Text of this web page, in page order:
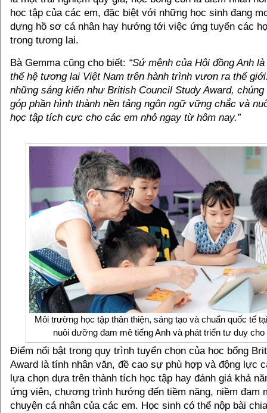
học tập của các em, đặc biệt với những học sinh đang
dựng hồ sơ cá nhân hay hướng tới việc ứng tuyển các
trong tương lai.
Bà Gemma cũng cho biết: “Sứ mệnh của Hội đồng Anh
thế hệ tương lai Việt Nam trên hành trình vươn ra thế
những sáng kiến như British Council Study Award,
góp phần hình thành nền tảng ngôn ngữ vững chắc và
học tập tích cực cho các em nhỏ ngay từ hôm nay.”
Môi trường học tập thân thiện, sáng tạo và chuẩn quốc tế
nuôi dưỡng đam mê tiếng Anh và phát triển tư duy cho
Điểm nổi bật trong quy trình tuyển chọn của học bổng
Award là tính nhân văn, đề cao sự phù hợp và động lực
lựa chọn dựa trên thành tích học tập hay đánh giá khả
ứng viên, chương trình hướng đến tiềm năng, niềm đam
chuyện cá nhân của các em. Học sinh có thể nộp bài